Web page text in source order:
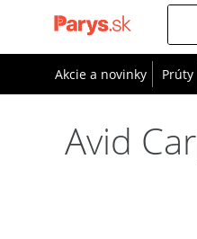
Akcie a novinky Prúty
Avid